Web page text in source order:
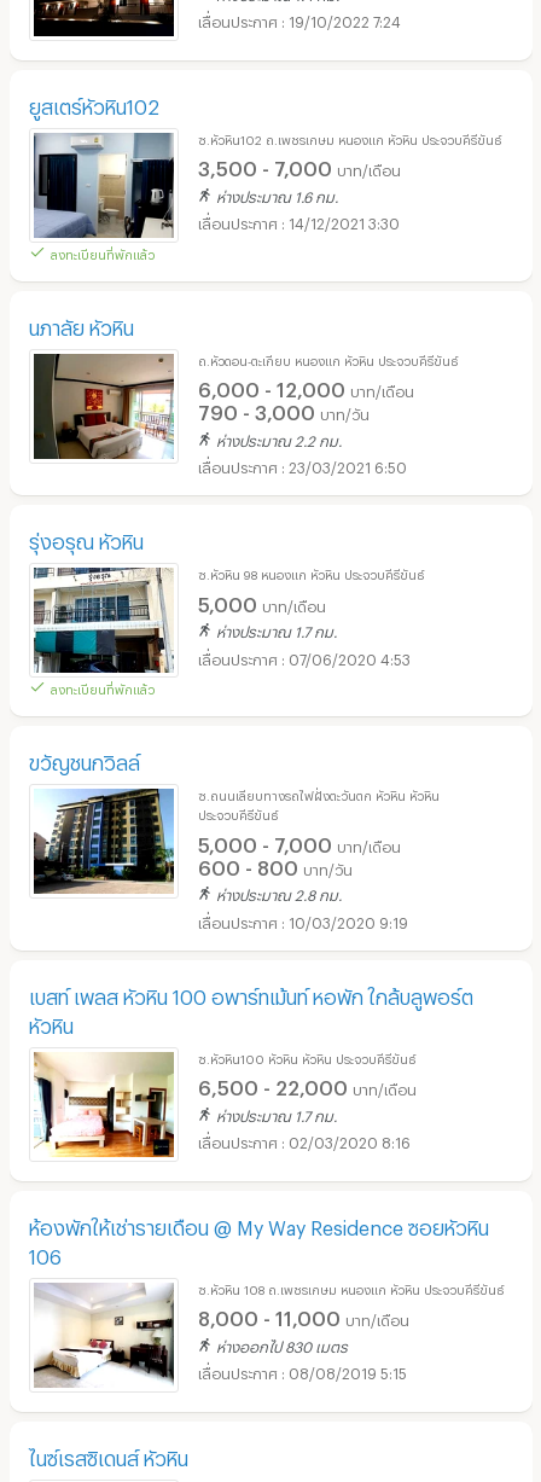
19/10/2022 7:24
ยูสเตร์หัวหิน102
ลงทะเบียนที่พักแล้ว
ซ.หัวหิน102 ถ.เพชรเกษม หนองแก หัวหิน ประจวบคีรีขันธ์
3,500 - 7,000 บาท/เดือน
ห่างประมาณ 1.6 กม.
14/12/2021 3:30
นภาลัย หัวหิน
ถ.หัวดอน-ตะเกียบ หนองแก หัวหิน ประจวบคีรีขันธ์
6,000 - 12,000 บาท/เดือน
790 - 3,000 บาท/วัน
ห่างประมาณ 2.2 กม.
23/03/2021 6:50
รุ่งอรุณ หัวหิน
ลงทะเบียนที่พักแล้ว
ซ.หัวหิน 98 หนองแก หัวหิน ประจวบคีรีขันธ์
5,000 บาท/เดือน
ห่างประมาณ 1.7 กม.
07/06/2020 4:53
ขวัญชนกวิลล์
ซ.ถนนเลียบทางรถไฟฝั่งตะวันตก หัวหิน หัวหิน
ประจวบคีรีขันธ์
5,000 - 7,000 บาท/เดือน
600 - 800 บาท/วัน
ห่างประมาณ 2.8 กม.
10/03/2020 9:19
เบสท์ เพลส หัวหิน 100 อพาร์ทเม้นท์ หอพัก ใกล้บลูพอร์ต
หัวหิน
ซ.หัวหิน100 หัวหิน หัวหิน ประจวบคีรีขันธ์
6,500 - 22,000 บาท/เดือน
ห่างประมาณ 1.7 กม.
02/03/2020 8:16
ห้องพักให้เช่ารายเดือน @ My Way Residence ซอยหัวหิน
106
ซ.หัวหิน 108 ถ.เพชรเกษม หนองแก หัวหิน ประจวบคีรีขันธ์
8,000 - 11,000 บาท/เดือน
ห่างออกไป 830 เมตร
08/08/2019 5:15
ไนซ์เรสซิเดนส์ หัวหิน